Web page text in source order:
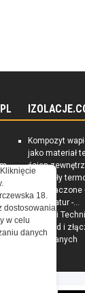
Kompozyt
jako materiał
ścian
Materiały
temperatur -...
Warunki
przegród i
budowlanych
18.
dostosowania
w celu
danych